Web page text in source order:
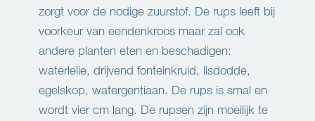
zorgt voor de nodige zuurstof. De rups leeft bij
voorkeur van eendenkroos maar zal ook
andere planten eten en beschadigen:
waterlelie, drijvend fonteinkruid, lisdodde,
egelskop, watergentiaan. De rups is smal en
wordt vier cm lang. De rupsen zijn moeilijk te